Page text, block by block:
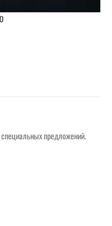
специальных предложений.